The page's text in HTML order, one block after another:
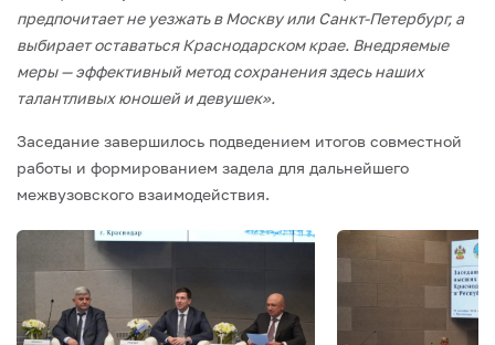
предпочитает не уезжать в Москву или Санкт-Петербург, а
выбирает оставаться Краснодарском крае. Внедряемые
меры — эффективный метод сохранения здесь наших
талантливых юношей и девушек».
Заседание завершилось подведением итогов совместной
работы и формированием задела для дальнейшего
межвузовского взаимодействия.